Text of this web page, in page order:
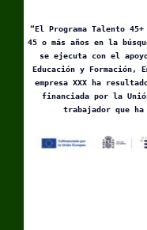
“El Programa Talento
45 o más años en la
se ejecuta con el
Educación y Formación,
empresa XXX ha
financiada por la
trabajador que ha